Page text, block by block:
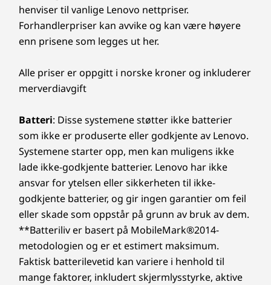
Tydeligere. Skarpere. Uforstyrret.
tydelighet. Hopp inn i videosamtaler og ta det
til neste nivå med 5MP-webkameraet, sammen
algoritmebasert kameraløsning som tar seg av
alle videoopptakene dine. Og med Smart Noise
Cancelling-teknologi trenger du ikke å
bekymre deg for bakgrunnsforstyrrelser
under videosamtaler.
Forhåndsinstallert programvare
Lenovo Vantage
Microsoft 365 (prøveversjon)
Innholdet i esken
Hurtigveiledning
Opptil 135W strømforsyning (Kun utvalgte modeller)
Komplette tekniske spesifikasjoner
Produktspesifikasjoner:modeller, spesifikasjoner,
dokumenter, kompatibilitet (på engelsk)
en spennende virtuell reise!
henviser til vanlige Lenovo nettpriser.
Forhandlerpriser kan avvike og kan være høyere
enn prisene som legges ut her.
Alle priser er oppgitt i norske kroner og inkluderer
merverdiavgift
Batteri: Disse systemene støtter ikke batterier
som ikke er produserte eller godkjente av Lenovo.
Systemene starter opp, men kan muligens ikke
lade ikke-godkjente batterier. Lenovo har ikke
ansvar for ytelsen eller sikkerheten til ikke-
godkjente batterier, og gir ingen garantier om feil
eller skade som oppstår på grunn av bruk av dem.
**Batteriliv er basert på MobileMark®2014-
metodologien og er et estimert maksimum.
Faktisk batterilevetid kan variere i henhold til
mange faktorer, inkludert skjermlysstyrke, aktive